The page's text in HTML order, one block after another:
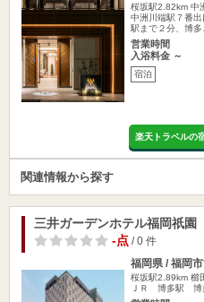
桜坂駅2.82km 中
中洲川端駅７番
駅まで２分、博多
営業時間
入浴料金 ～
宿泊
楽天トラベルの
関連情報から探す
三井ガーデンホテル福岡祇園
-点/ 0 件
福岡県 / 福岡
桜坂駅2.89km 櫛
ＪＲ 博多駅 博